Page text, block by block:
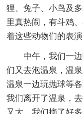
狸、兔子、小鸟及
里真热闹，有斗鸡
着这些动物们的表
中午，我们一
们又去泡温泉，温
温泉一边玩抛球等
我们离开了温泉，